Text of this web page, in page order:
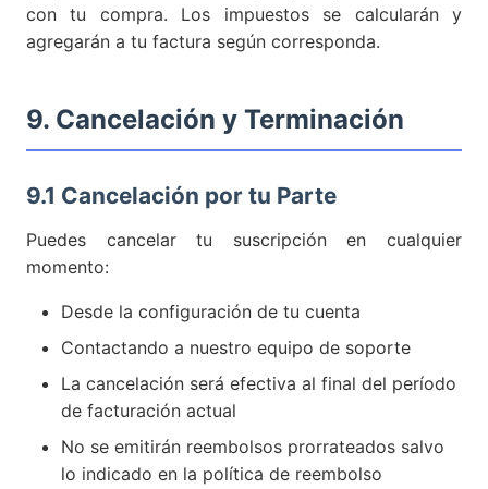
con tu compra. Los impuestos se calcularán y
agregarán a tu factura según corresponda.
9. Cancelación y Terminación
9.1 Cancelación por tu Parte
Puedes cancelar tu suscripción en cualquier
momento:
Desde la configuración de tu cuenta
Contactando a nuestro equipo de soporte
La cancelación será efectiva al final del período
de facturación actual
No se emitirán reembolsos prorrateados salvo
lo indicado en la política de reembolso